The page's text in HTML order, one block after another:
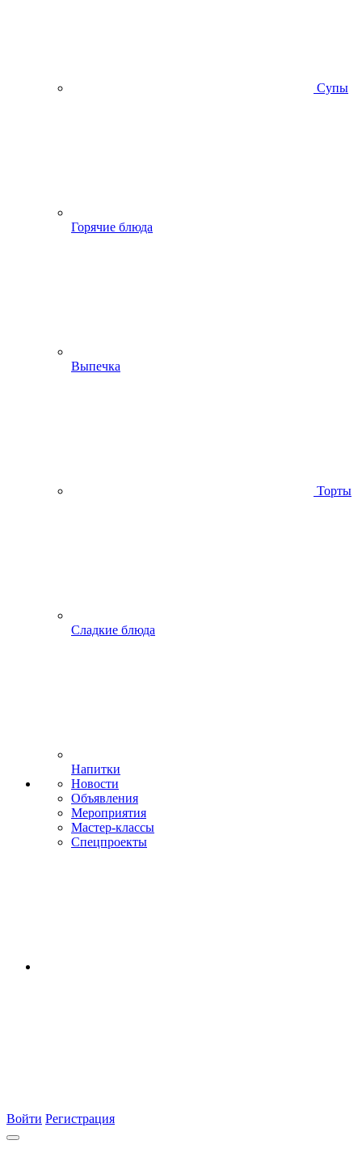
Супы
Горячие блюда
Выпечка
Торты
Сладкие блюда
Напитки
Новости
Объявления
Мероприятия
Мастер-классы
Спецпроекты
Войти Регистрация